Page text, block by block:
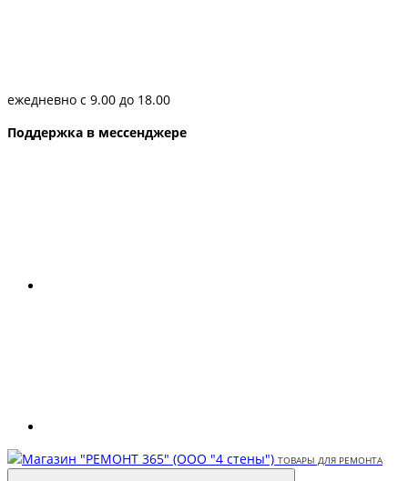
ежедневно с 9.00 до 18.00
Поддержка в мессенджере